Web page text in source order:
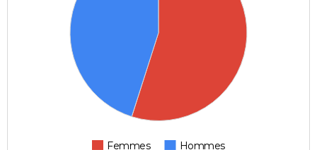
Femmes Hommes